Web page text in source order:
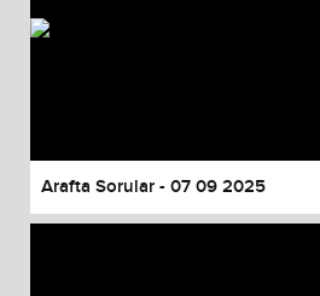
Arafta Sorular - 07 09 2025